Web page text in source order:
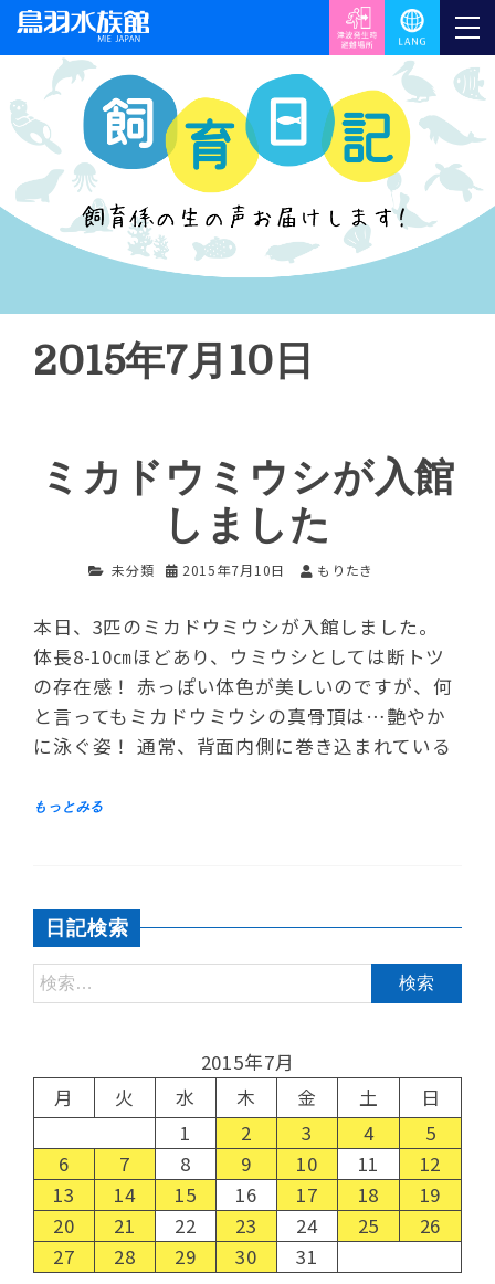
2015年7月10日
ミカドウミウシが入館
しました
未分類 2015年7月10日 もりたき
本日、3匹のミカドウミウシが入館しました。
体長8-10㎝ほどあり、ウミウシとしては断トツ
の存在感！ 赤っぽい体色が美しいのですが、何
と言ってもミカドウミウシの真骨頂は…艶やか
に泳ぐ姿！ 通常、背面内側に巻き込まれている
日記検索
2015年7月
月
火 水 木 金 土
日
1
2 3 4
5
6
7 8 9 10 11
12
13
14 15 16 17 18
19
20
21 22 23 24 25
26
27
28 29 30 31